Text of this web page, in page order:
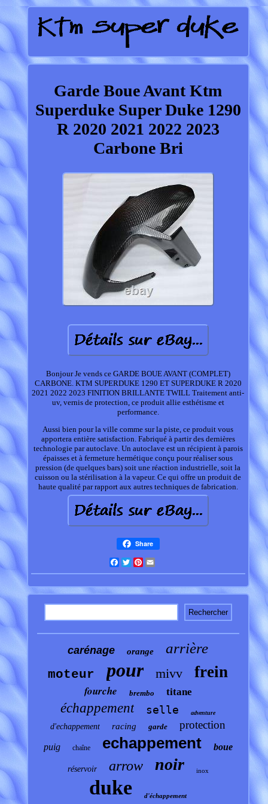
Garde Boue Avant Ktm
Superduke Super Duke 1290
R 2020 2021 2022 2023
Carbone Bri
Bonjour Je vends ce GARDE BOUE AVANT (COMPLET)
CARBONE. KTM SUPERDUKE 1290 ET SUPERDUKE R 2020
2021 2022 2023 FINITION BRILLANTE TWILL Traitement anti-
uv, vernis de protection, ce produit allie esthétisme et
performance.
Aussi bien pour la ville comme sur la piste, ce produit vous
apportera entière satisfaction. Fabriqué à partir des dernières
technologie par autoclave. Un autoclave est un récipient à parois
épaisses et à fermeture hermétique conçu pour réaliser sous
pression (de quelques bars) soit une réaction industrielle, soit la
cuisson ou la stérilisation à la vapeur. Ce qui offre un produit de
haute qualité par rapport aux autres techniques de fabrication.
Share
Facebook
TwitterPinterest
carénage orange arrière
moteur pour mivv frein
fourche brembo titane
échappement selle adventure
d'echappement racing garde protection
puig chaîne echappement boue
réservoir arrow noir inox
duke d'échappement